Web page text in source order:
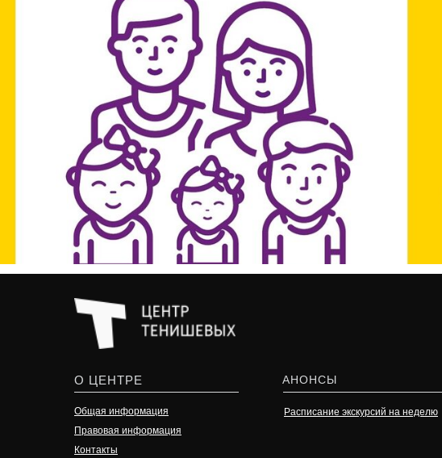
О ЦЕНТРЕ
Общая информация
Правовая информация
Контакты
АНОНСЫ
Расписание экскурсий на неделю